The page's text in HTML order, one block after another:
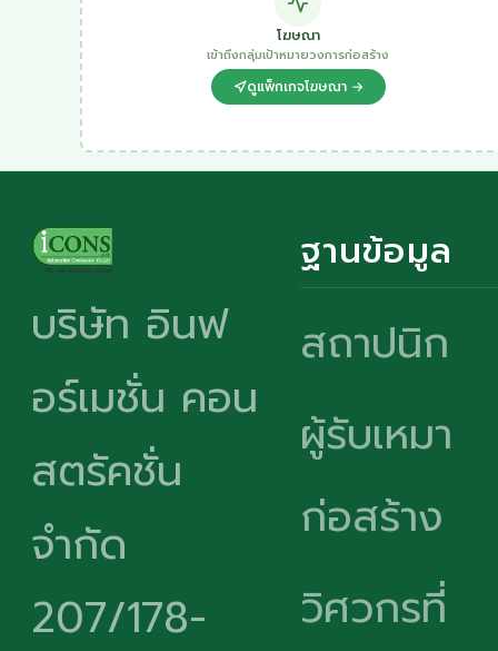
โฆษณา
เข้าถึงกลุ่มเป้าหมายวงการก่อสร้าง
ดูแพ็กเกจโฆษณา →
บริษัท อินฟ
อร์เมชั่น คอน
สตรัคชั่น
จำกัด
207/178-
ฐานข้อมูล
สถาปนิก
ผู้รับเหมา
ก่อสร้าง
วิศวกรที่